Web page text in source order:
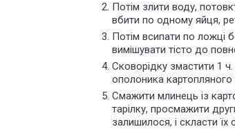
Потім злити воду,
вбити по одному яйця,
Потім всипати по ложці
вимішувати тісто до
Сковорідку змастити 1 ч.
ополоника картопляного
Смажити млинець із
тарілку, просмажити
залишилося, і скласти їх